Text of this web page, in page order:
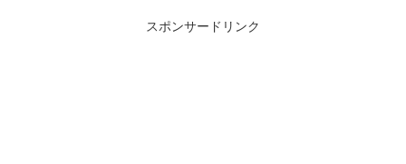
スポンサードリンク